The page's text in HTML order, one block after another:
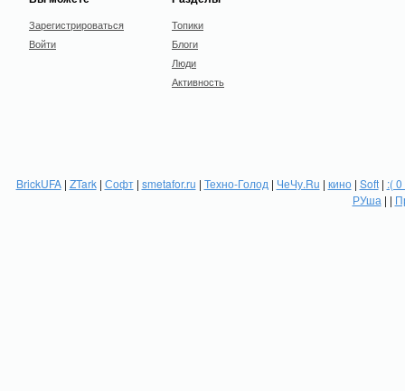
Зарегистрироваться
Войти
Топики
Блоги
Люди
Активность
BrickUFA| ZTark| Софт| smetafor.ru | Техно-Голод | ЧеЧу.Ru | кино| Soft| :(
РУша | |